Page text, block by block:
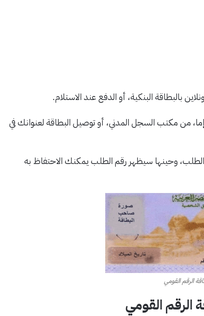
من مكتب السجل المدني، أو توصيل البطاقة لعنوانك في
الطلب، وحينها سيظهر رقم الطلب يمكنك الاحتفاظ به
الرقم القومي
القومي